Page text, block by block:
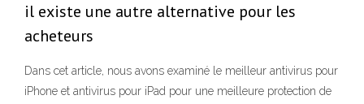
il existe une autre alternative pour les
acheteurs
Dans cet article, nous avons examiné le meilleur antivirus pour
iPhone et antivirus pour iPad pour une meilleure protection de